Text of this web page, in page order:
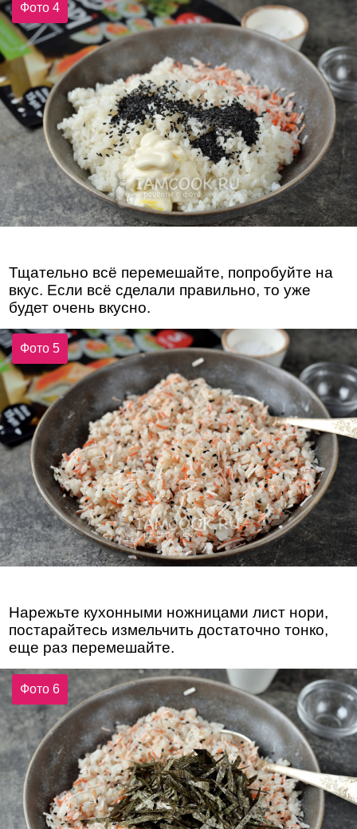
Фото 4
Тщательно всё перемешайте, попробуйте на
вкус. Если всё сделали правильно, то уже
будет очень вкусно.
Фото 5
Нарежьте кухонными ножницами лист нори,
постарайтесь измельчить достаточно тонко,
еще раз перемешайте.
Фото 6